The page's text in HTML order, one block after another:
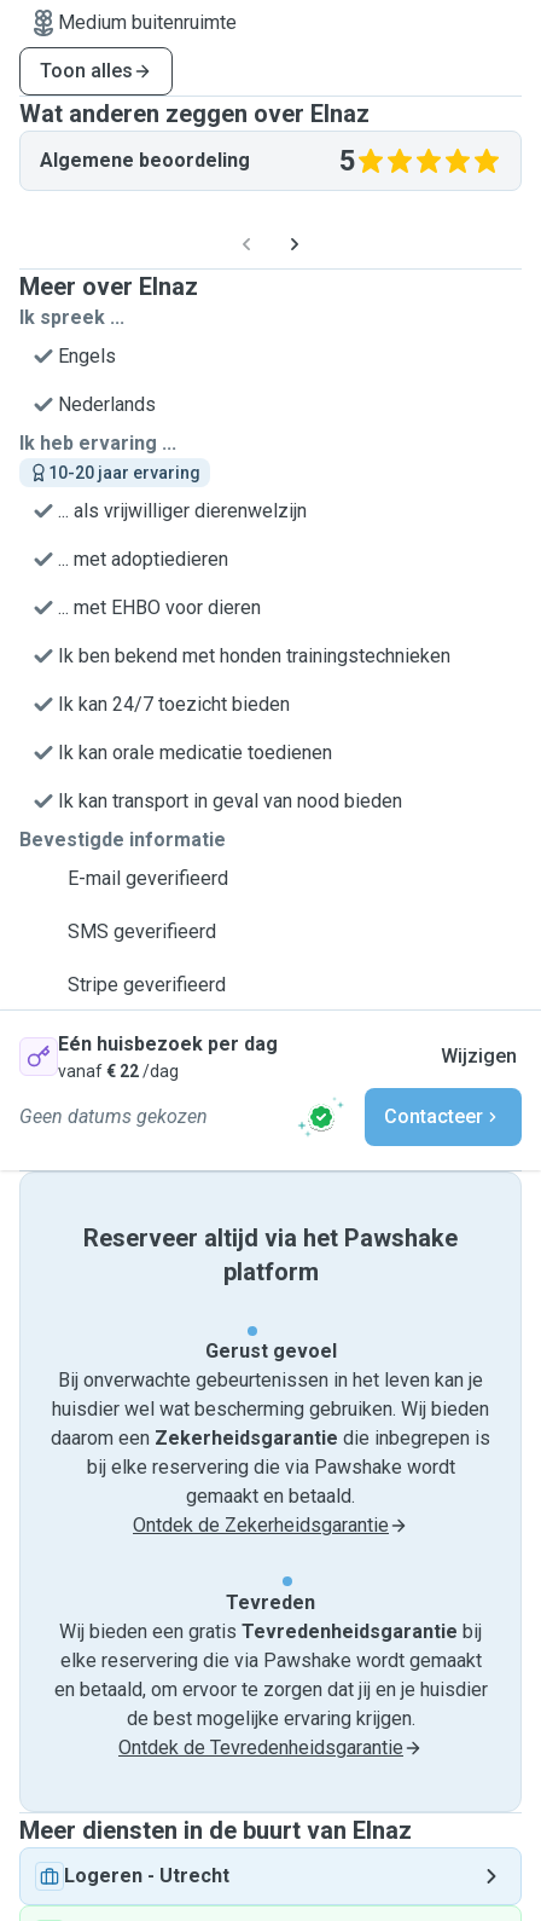
Medium buitenruimte
Toon alles
Wat anderen zeggen over Elnaz
Algemene beoordeling 5
Meer over Elnaz
Ik spreek ...
Engels
Nederlands
Ik heb ervaring ...
10-20 jaar ervaring
... als vrijwilliger dierenwelzijn
... met adoptiedieren
... met EHBO voor dieren
Ik ben bekend met honden trainingstechnieken
Ik kan 24/7 toezicht bieden
Ik kan orale medicatie toedienen
Ik kan transport in geval van nood bieden
Bevestigde informatie
E-mail geverifieerd
SMS geverifieerd
Stripe geverifieerd
Eén huisbezoek per dag
vanaf€ 22/dag
Wijzigen
Geen datums gekozen Contacteer
Reserveer altijd via het Pawshake
platform
Gerust gevoel
Bij onverwachte gebeurtenissen in het leven kan je
huisdier wel wat bescherming gebruiken. Wij bieden
daarom een Zekerheidsgarantie die inbegrepen is
bij elke reservering die via Pawshake wordt
gemaakt en betaald.
Ontdek de Zekerheidsgarantie
Tevreden
Wij bieden een gratis Tevredenheids­garantie bij
elke reservering die via Pawshake wordt gemaakt
en betaald, om ervoor te zorgen dat jij en je huisdier
de best mogelijke ervaring krijgen.
Ontdek de Tevredenheidsgarantie
Meer diensten in de buurt van Elnaz
Logeren - Utrecht